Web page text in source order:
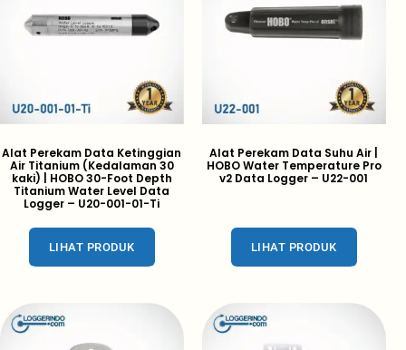
Alat Perekam Data Ketinggian
Air Titanium (Kedalaman 30
kaki) | HOBO 30-Foot Depth
Titanium Water Level Data
Logger – U20-001-01-Ti
LIHAT PRODUK
Alat Perekam Data Suhu Air |
HOBO Water Temperature Pro
v2 Data Logger – U22-001
LIHAT PRODUK